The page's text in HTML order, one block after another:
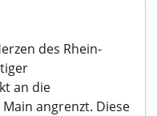
des Rhein-
an die
angrenzt. Diese